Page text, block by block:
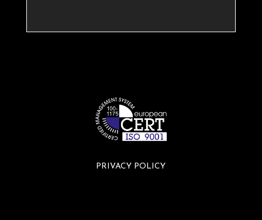
PRIVACY POLICY